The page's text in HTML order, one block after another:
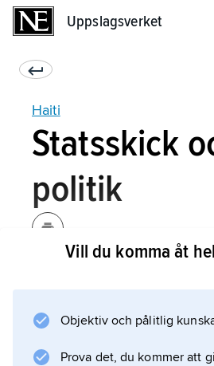
Uppslagsverket
Haiti
Statsskick
politik
tidigt självständigt, redan
diktatorer, våldsamma
ekonomisk vanskötsel och
Vill du komma åt
Objektiv och pålitlig
Prova det, du kommer att